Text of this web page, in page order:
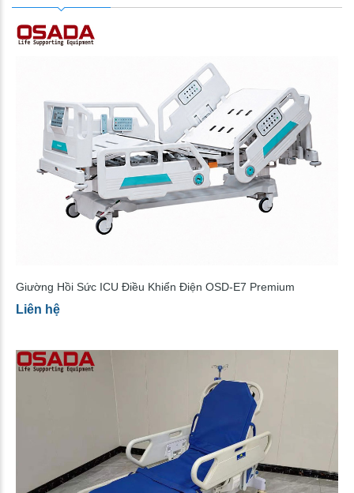
Giường Hồi Sức ICU Điều Khiển Điện OSD-E7 Premium
Liên hệ